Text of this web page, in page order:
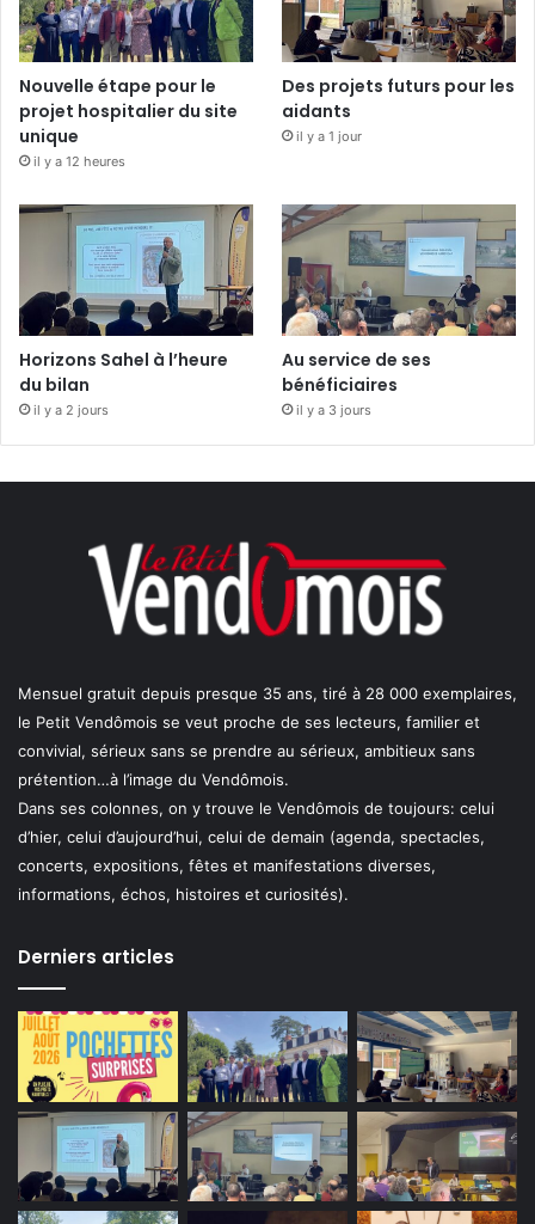
Nouvelle étape pour le
projet hospitalier du site
unique
il y a 12 heures
Des projets futurs pour les
aidants
il y a 1 jour
Horizons Sahel à l’heure
du bilan
il y a 2 jours
Au service de ses
bénéficiaires
il y a 3 jours
Mensuel gratuit depuis presque 35 ans, tiré à 28 000 exemplaires,
le Petit Vendômois se veut proche de ses lecteurs, familier et
convivial, sérieux sans se prendre au sérieux, ambitieux sans
prétention…à l’image du Vendômois.
Dans ses colonnes, on y trouve le Vendômois de toujours: celui
d’hier, celui d’aujourd’hui, celui de demain (agenda, spectacles,
concerts, expositions, fêtes et manifestations diverses,
informations, échos, histoires et curiosités).
Derniers articles